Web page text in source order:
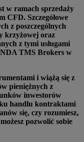
w ramach sprzedaży
CFD. Szczegółowe
z poszczególnych
krzyżowej oraz
z tymi usługami
TMS Brokers w
i wiążą się z
pieniężnych z
inwestorów
handlu kontraktami
się, czy rozumiesz,
pozwolić sobie